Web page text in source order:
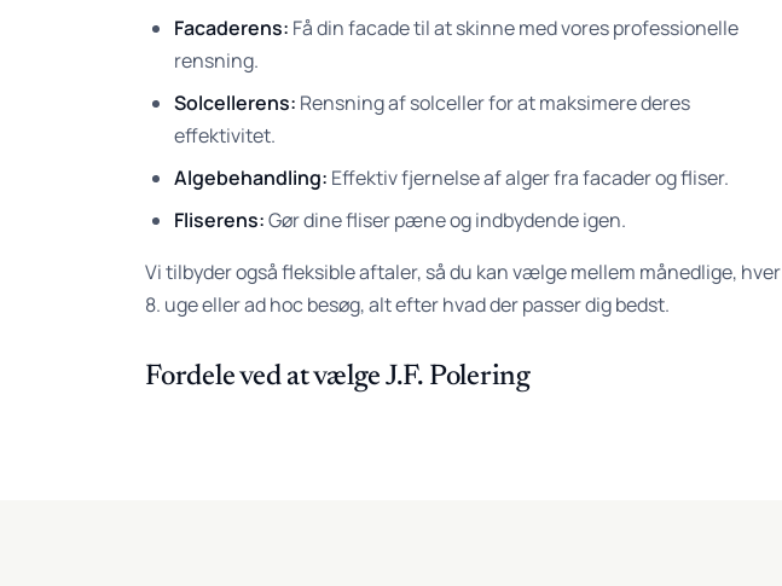
Facaderens: Få din facade til at skinne med vores professionelle
rensning.
Solcellerens: Rensning af solceller for at maksimere deres
effektivitet.
Algebehandling: Effektiv fjernelse af alger fra facader og fliser.
Fliserens:Gør dine fliser pæne og indbydende igen.
Vi tilbyder også fleksible aftaler, så du kan vælge mellem månedlige, hver
8. uge eller ad hoc besøg, alt efter hvad der passer dig bedst.
Fordele ved at vælge J.F. Polering